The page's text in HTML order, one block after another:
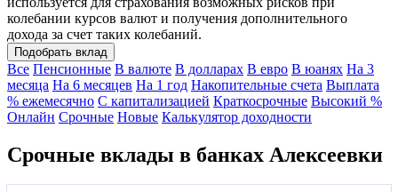
колебании курсов валют и получения дополнительного
дохода за счет таких колебаний.
Подобрать вклад
Все Пенсионные В валюте В долларах В евро В юанях На 3
месяца На 6 месяцев На 1 год Накопительные счета Выплата
% ежемесячно С капитализацией Краткосрочные Высокий %
Онлайн Срочные Новые Калькулятор доходности
Срочные вклады в банках Алексеевки